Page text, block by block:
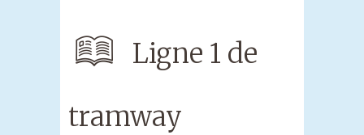
Ligne 1 de
tramway